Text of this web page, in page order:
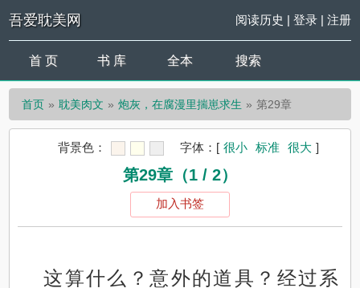
吾爱耽美网 阅读历史 | 登录| 注册
首 页 书 库 全本 搜索
首页 耽美肉文 炮灰，在腐漫里揣崽求生 第29章
背景色： 字体： [ 很小 标准 很大 ]
第29章（1 / 2）
加入书签
这算什么？意外的道具？经过系